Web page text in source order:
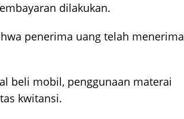
dilakukan.
penerima uang telah menerima
beli mobil, penggunaan materai
kwitansi.